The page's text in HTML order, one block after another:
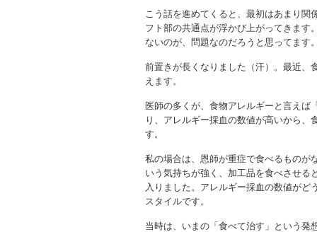
こう話を進めてくると、最初はあまり関
フト部の共通点が浮かび上がってきます
ないのが、問題なのだろうと思ってます
前置きが長くなりました（汗）。最近、
えます。
医師の多くが、食物アレルギーと言えば
り、アレルギー採血の数値が高いから、
す。
私の場合は、恩師が重症で食べるものが
いう気持ちが強く、加工品を食べさせる
入りました。アレルギー採血の数値がど
スタイルです。
当時は、いまの「食べて治す」という発